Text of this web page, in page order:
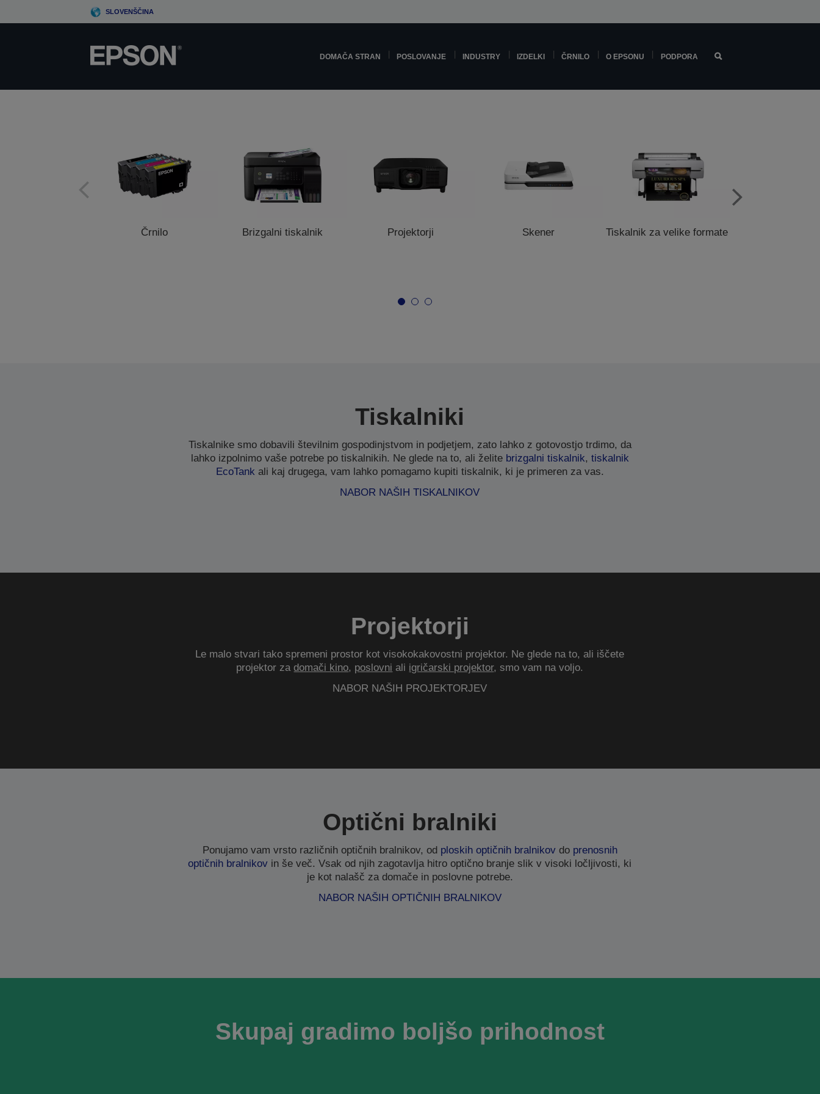
to
SLOVENŠČINA
DOMAČA STRAN POSLOVANJE INDUSTRY IZDELKI ČRNILO O EPSONU PODPORA
Črnilo Brizgalni tiskalnik Projektorji Skener Tiskalnik za velike formate
Tiskalniki
Tiskalnike smo dobavili številnim gospodinjstvom in podjetjem, zato lahko z gotovostjo trdimo, da
lahko izpolnimo vaše potrebe po tiskalnikih. Ne glede na to, ali želite brizgalni tiskalnik, tiskalnik
EcoTank ali kaj drugega, vam lahko pomagamo kupiti tiskalnik, ki je primeren za vas.
NABOR NAŠIH TISKALNIKOV
Projektorji
Le malo stvari tako spremeni prostor kot visokokakovostni projektor. Ne glede na to, ali iščete
projektor zadomači kino, poslovni ali igričarski projektor, smo vam na voljo.
NABOR NAŠIH PROJEKTORJEV
Optični bralniki
Ponujamo vam vrsto različnih optičnih bralnikov, od ploskih optičnih bralnikovdo prenosnih
optičnih bralnikov in še več. Vsak od njih zagotavlja hitro optično branje slik v visoki ločljivosti, ki
je kot nalašč za domače in poslovne potrebe.
NABOR NAŠIH OPTIČNIH BRALNIKOV
Skupaj gradimo boljšo prihodnost